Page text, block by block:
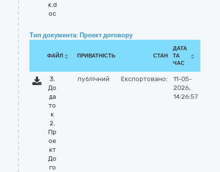
к.d
oc
Тип документа: Проект договору
ФАЙЛ ПРИВАТНІСТЬ СТАН
ДАТА
ТА
ЧАС
3.
До
да
то
к
2.
Пр
ое
кт
До
го
публічний Експортовано:
11-05-
2026,
14:26:57